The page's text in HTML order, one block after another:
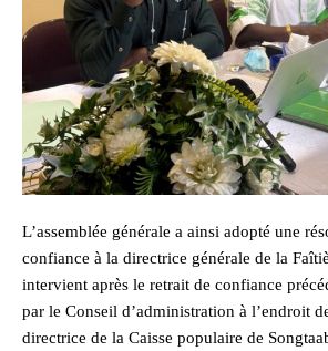
L’assemblée générale a ainsi adopté une
confiance à la directrice générale de la
intervient après le retrait de confiance
par le Conseil d’administration à l’endroit
directrice de la Caisse populaire de